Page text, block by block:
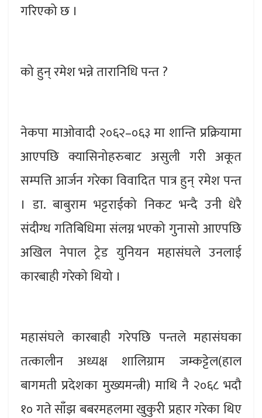
गरिएको छ ।
को हुन् रमेश भन्ने तारानिधि पन्त ?
नेकपा माओवादी २०६२–०६३ मा शान्ति प्रक्रियामा
आएपछि क्यासिनोहरुबाट असुली गरी अकूत
सम्पत्ति आर्जन गरेका विवादित पात्र हुन् रमेश पन्त
। डा. बाबुराम भट्टराईको निकट भन्दै उनी धेरै
संदीग्ध गतिबिधिमा संलग्न भएको गुनासो आएपछि
अखिल नेपाल ट्रेड युनियन महासंघले उनलाई
कारबाही गरेको थियो ।
महासंघले कारबाही गरेपछि पन्तले महासंघका
तत्कालीन अध्यक्ष शालिग्राम जम्कट्टेल(हाल
बागमती प्रदेशका मुख्यमन्त्री) माथि नै २०६८ भदौ
१० गते साँझ बबरमहलमा खुकुरी प्रहार गरेका थिए